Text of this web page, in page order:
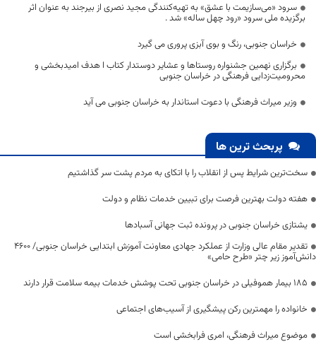
سرود «می‌سازیمت با عشق» به تهیه‌کنندگی مجید نصری از بیرجند به عنوان اثر
برگزیده ملی سرود «رود چهل ساله» شد .
خراسان جنوبی، رنگ و بوی آبزی پروری می گیرد
برگزاری نهمین جشنواره روستاها و عشایر دوستدار کتاب ا هدف امیدبخشی و
محرومیت‌زدایی فرهنگی در خراسان جنوبی
وزیر میراث فرهنگی با دعوت استاندار به خراسان جنوبی می آید
پربحث ترین ها
سخت‌ترین شرایط پس از انقلاب را با اتکای به مردم پشت سر گذاشتیم
هفته دولت بهترین فرصت برای تبیین خدمات نظام و دولت
یشتازی خراسان جنوبی در پرونده ثبت جهانی آسبادها
تقدیر مقام عالی وزارت از عملکرد جهادی معاونت آموزش ابتدایی خراسان جنوبی/ ۴۶۰۰
دانش‌آموز زیر چتر «طرح حامی»
۱۸۵ بیمار هموفیلی در خراسان جنوبی تحت پوشش خدمات بیمه سلامت قرار دارند
خانواده را مهمترین رکن پیشگیری از آسیب‌های اجتماعی
موضوع میراث فرهنگی، امری فرابخشی است